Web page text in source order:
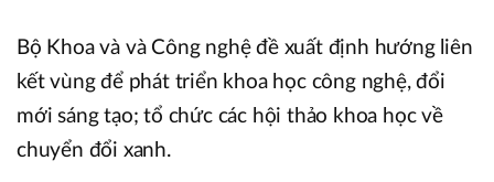
Bộ Khoa và và Công nghệ đề xuất định hướng liên
kết vùng để phát triển khoa học công nghệ, đổi
mới sáng tạo; tổ chức các hội thảo khoa học về
chuyển đổi xanh.